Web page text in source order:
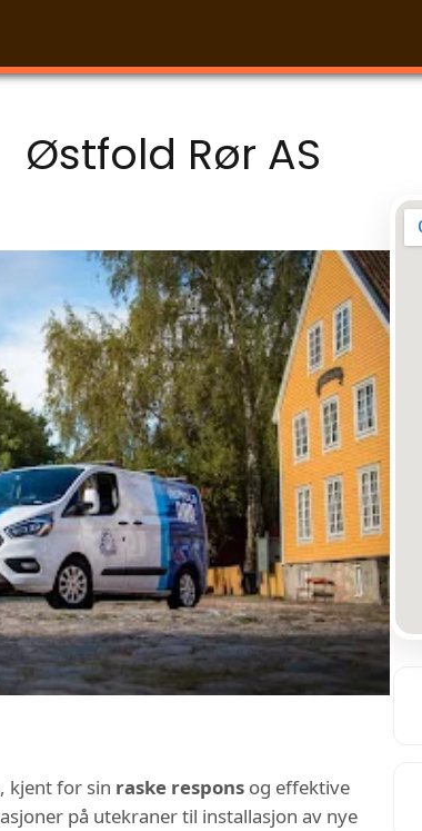
Østfold Rør AS
kjent for sin raske respons og effektive
på utekraner til installasjon av nye